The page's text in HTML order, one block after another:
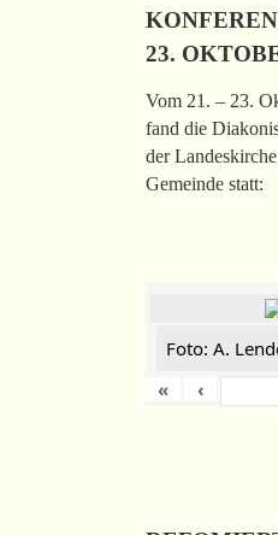
23.
Vom 21. – 23.
fand die
der
Gemeinde statt:
Foto: A.
«
‹